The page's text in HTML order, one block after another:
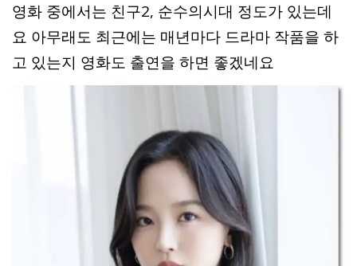
영화 중에서는 친구2, 순수의시대 정도가 있는데
요 아무래도 최근에는 매년마다 드라마 작품을 하
고 있는지 영화도 출연을 하면 좋겠네요